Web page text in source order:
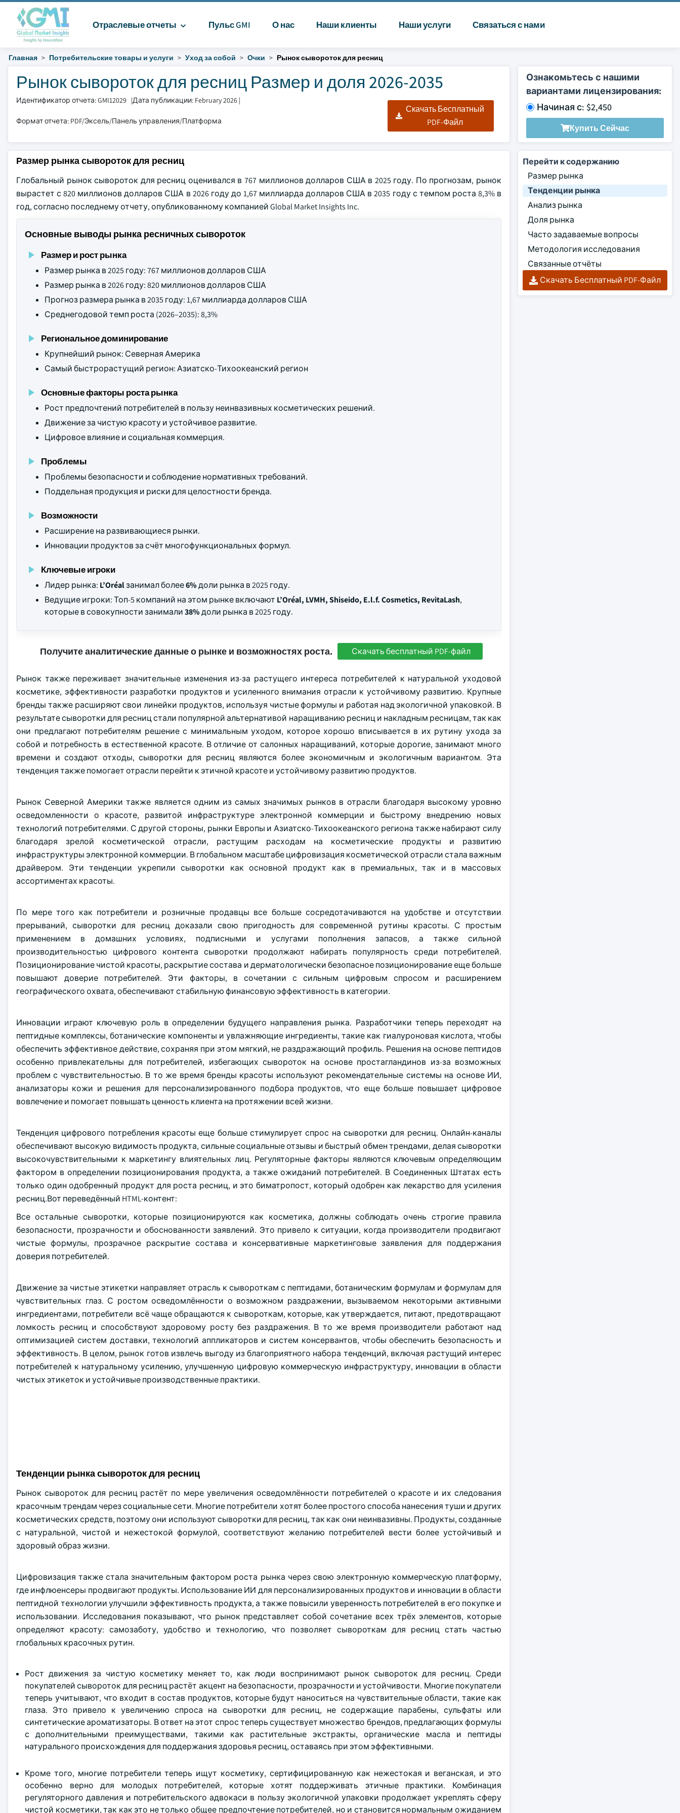
Отраслевые отчеты Пульс GMI О нас Наши клиенты Наши услуги Связаться с нами
Главная Потребительские товары и услуги Уход за собой Очки Рынок сывороток для ресниц
Рынок сывороток для ресниц Размер и доля 2026-2035
Идентификатор отчета: GMI12029 |Дата публикации: February 2026 |
Формат отчета: PDF/Эксель/Панель управления/Платформа
Скачать Бесплатный
PDF-Файл
Ознакомьтесь с нашими
вариантами лицензирования:
Начиная с: $2,450
Купить Сейчас
Размер рынка сывороток для ресниц
Глобальный рынок сывороток для ресниц оценивался в 767 миллионов долларов США в 2025 году. По прогнозам, рынок
вырастет с 820 миллионов долларов США в 2026 году до 1,67 миллиарда долларов США в 2035 году с темпом роста 8,3% в
год, согласно последнему отчету, опубликованному компанией Global Market Insights Inc.
Основные выводы рынка ресничных сывороток
Размер и рост рынка
Размер рынка в 2025 году: 767 миллионов долларов США
Размер рынка в 2026 году: 820 миллионов долларов США
Прогноз размера рынка в 2035 году: 1,67 миллиарда долларов США
Среднегодовой темп роста (2026–2035): 8,3%
Региональное доминирование
Крупнейший рынок: Северная Америка
Самый быстрорастущий регион: Азиатско-Тихоокеанский регион
Основные факторы роста рынка
Рост предпочтений потребителей в пользу неинвазивных косметических решений.
Движение за чистую красоту и устойчивое развитие.
Цифровое влияние и социальная коммерция.
Проблемы
Проблемы безопасности и соблюдение нормативных требований.
Поддельная продукция и риски для целостности бренда.
Возможности
Расширение на развивающиеся рынки.
Инновации продуктов за счёт многофункциональных формул.
Ключевые игроки
Лидер рынка: L’Oréalзанимал более6%доли рынка в 2025 году.
Ведущие игроки: Топ-5 компаний на этом рынке включают L’Oréal, LVMH, Shiseido, E.l.f. Cosmetics, RevitaLash,
которые в совокупности занимали38%доли рынка в 2025 году.
Получите аналитические данные о рынке и возможностях роста. Скачать бесплатный PDF-файл
Рынок также переживает значительные изменения из-за растущего интереса потребителей к натуральной уходовой
косметике, эффективности разработки продуктов и усиленного внимания отрасли к устойчивому развитию. Крупные
бренды также расширяют свои линейки продуктов, используя чистые формулы и работая над экологичной упаковкой. В
результате сыворотки для ресниц стали популярной альтернативой наращиванию ресниц и накладным ресницам, так как
они предлагают потребителям решение с минимальным уходом, которое хорошо вписывается в их рутину ухода за
собой и потребность в естественной красоте. В отличие от салонных наращиваний, которые дорогие, занимают много
времени и создают отходы, сыворотки для ресниц являются более экономичным и экологичным вариантом. Эта
тенденция также помогает отрасли перейти к этичной красоте и устойчивому развитию продуктов.
Рынок Северной Америки также является одним из самых значимых рынков в отрасли благодаря высокому уровню
осведомленности о красоте, развитой инфраструктуре электронной коммерции и быстрому внедрению новых
технологий потребителями. С другой стороны, рынки Европы и Азиатско-Тихоокеанского региона также набирают силу
благодаря зрелой косметической отрасли, растущим расходам на косметические продукты и развитию
инфраструктуры электронной коммерции. В глобальном масштабе цифровизация косметической отрасли стала важным
драйвером. Эти тенденции укрепили сыворотки как основной продукт как в премиальных, так и в массовых
ассортиментах красоты.
По мере того как потребители и розничные продавцы все больше сосредотачиваются на удобстве и отсутствии
прерываний, сыворотки для ресниц доказали свою пригодность для современной рутины красоты. С простым
применением в домашних условиях, подписными и услугами пополнения запасов, а также сильной
производительностью цифрового контента сыворотки продолжают набирать популярность среди потребителей.
Позиционирование чистой красоты, раскрытие состава и дерматологически безопасное позиционирование еще больше
повышают доверие потребителей. Эти факторы, в сочетании с сильным цифровым спросом и расширением
географического охвата, обеспечивают стабильную финансовую эффективность в категории.
Инновации играют ключевую роль в определении будущего направления рынка. Разработчики теперь переходят на
пептидные комплексы, ботанические компоненты и увлажняющие ингредиенты, такие как гиалуроновая кислота, чтобы
обеспечить эффективное действие, сохраняя при этом мягкий, не раздражающий профиль. Решения на основе пептидов
особенно привлекательны для потребителей, избегающих сывороток на основе простагландинов из-за возможных
проблем с чувствительностью. В то же время бренды красоты используют рекомендательные системы на основе ИИ,
анализаторы кожи и решения для персонализированного подбора продуктов, что еще больше повышает цифровое
вовлечение и помогает повышать ценность клиента на протяжении всей жизни.
Тенденция цифрового потребления красоты еще больше стимулирует спрос на сыворотки для ресниц. Онлайн-каналы
обеспечивают высокую видимость продукта, сильные социальные отзывы и быстрый обмен трендами, делая сыворотки
высокочувствительными к маркетингу влиятельных лиц. Регуляторные факторы являются ключевым определяющим
фактором в определении позиционирования продукта, а также ожиданий потребителей. В Соединенных Штатах есть
только один одобренный продукт для роста ресниц, и это биматропост, который одобрен как лекарство для усиления
ресниц.Вот переведённый HTML-контент:
Все остальные сыворотки, которые позиционируются как косметика, должны соблюдать очень строгие правила
безопасности, прозрачности и обоснованности заявлений. Это привело к ситуации, когда производители продвигают
чистые формулы, прозрачное раскрытие состава и консервативные маркетинговые заявления для поддержания
доверия потребителей.
Движение за чистые этикетки направляет отрасль к сывороткам с пептидами, ботаническим формулам и формулам для
чувствительных глаз. С ростом осведомлённости о возможном раздражении, вызываемом некоторыми активными
ингредиентами, потребители всё чаще обращаются к сывороткам, которые, как утверждается, питают, предотвращают
ломкость ресниц и способствуют здоровому росту без раздражения. В то же время производители работают над
оптимизацией систем доставки, технологий аппликаторов и систем консервантов, чтобы обеспечить безопасность и
эффективность. В целом, рынок готов извлечь выгоду из благоприятного набора тенденций, включая растущий интерес
потребителей к натуральному усилению, улучшенную цифровую коммерческую инфраструктуру, инновации в области
чистых этикеток и устойчивые производственные практики.
Тенденции рынка сывороток для ресниц
Рынок сывороток для ресниц растёт по мере увеличения осведомлённости потребителей о красоте и их следования
красочным трендам через социальные сети. Многие потребители хотят более простого способа нанесения туши и других
косметических средств, поэтому они используют сыворотки для ресниц, так как они неинвазивны. Продукты, созданные
с натуральной, чистой и нежестокой формулой, соответствуют желанию потребителей вести более устойчивый и
здоровый образ жизни.
Цифровизация также стала значительным фактором роста рынка через свою электронную коммерческую платформу,
где инфлюенсеры продвигают продукты. Использование ИИ для персонализированных продуктов и инновации в области
пептидной технологии улучшили эффективность продукта, а также повысили уверенность потребителей в его покупке и
использовании. Исследования показывают, что рынок представляет собой сочетание всех трёх элементов, которые
определяют красоту: самозаботу, удобство и технологию, что позволяет сывороткам для ресниц стать частью
глобальных красочных рутин.
Рост движения за чистую косметику меняет то, как люди воспринимают рынок сывороток для ресниц. Среди
покупателей сывороток для ресниц растёт акцент на безопасности, прозрачности и устойчивости. Многие покупатели
теперь учитывают, что входит в состав продуктов, которые будут наноситься на чувствительные области, такие как
глаза. Это привело к увеличению спроса на сыворотки для ресниц, не содержащие парабены, сульфаты или
синтетические ароматизаторы. В ответ на этот спрос теперь существует множество брендов, предлагающих формулы
с дополнительными преимуществами, такими как растительные экстракты, органические масла и пептиды
натурального происхождения для поддержания здоровья ресниц, оставаясь при этом эффективными.
Кроме того, многие потребители теперь ищут косметику, сертифицированную как нежестокая и веганская, и это
особенно верно для молодых потребителей, которые хотят поддерживать этичные практики. Комбинация
регуляторного давления и потребительского адвокаси в пользу экологичной упаковки продолжает укреплять сферу
чистой косметики, так как это не только общее предпочтение потребителей, но и становится нормальным ожиданием
Перейти к содержанию
Размер рынка
Тенденции рынка
Анализ рынка
Доля рынка
Часто задаваемые вопросы
Методология исследования
Связанные отчёты
Скачать Бесплатный PDF-Файл